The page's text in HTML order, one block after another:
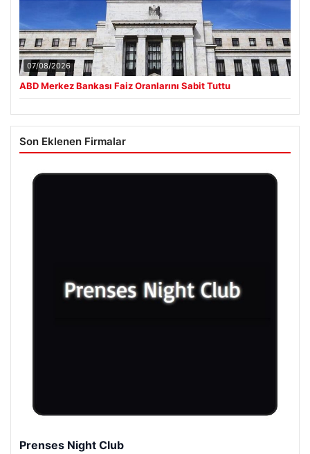
07/08/2026
ABD Merkez Bankası Faiz Oranlarını Sabit Tuttu
Son Eklenen Firmalar
Prenses Night Club